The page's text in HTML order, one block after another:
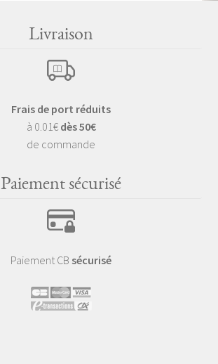
Livraison
Frais de port réduits
à 0.01€ dès 50€
de commande
Paiement sécurisé
Paiement CB sécurisé